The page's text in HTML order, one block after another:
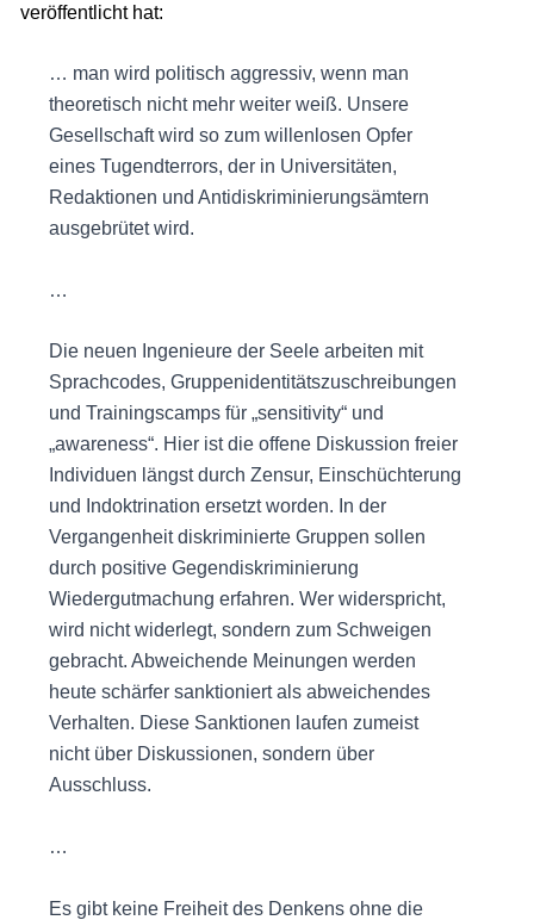
veröffentlicht hat:
… man wird politisch aggressiv, wenn man
theoretisch nicht mehr weiter weiß. Unsere
Gesellschaft wird so zum willenlosen Opfer
eines Tugendterrors, der in Universitäten,
Redaktionen und Antidiskriminierungsämtern
ausgebrütet wird.
…
Die neuen Ingenieure der Seele arbeiten mit
Sprachcodes, Gruppenidentitätszuschreibungen
und Trainingscamps für „sensitivity“ und
„awareness“. Hier ist die offene Diskussion freier
Individuen längst durch Zensur, Einschüchterung
und Indoktrination ersetzt worden. In der
Vergangenheit diskriminierte Gruppen sollen
durch positive Gegendiskriminierung
Wiedergutmachung erfahren. Wer widerspricht,
wird nicht widerlegt, sondern zum Schweigen
gebracht. Abweichende Meinungen werden
heute schärfer sanktioniert als abweichendes
Verhalten. Diese Sanktionen laufen zumeist
nicht über Diskussionen, sondern über
Ausschluss.
…
Es gibt keine Freiheit des Denkens ohne die